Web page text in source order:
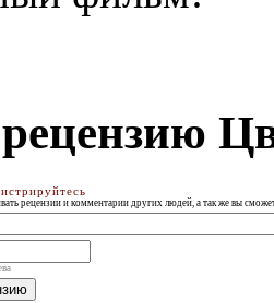
рецензии и комментарии других людей, а так же вы